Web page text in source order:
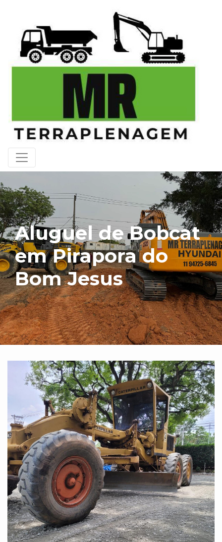
Aluguel de Bobcat
em Pirapora do
Bom Jesus